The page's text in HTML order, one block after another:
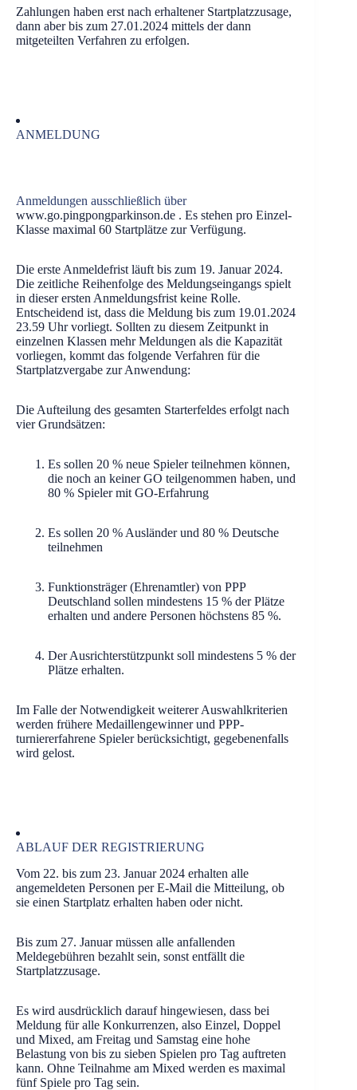
Zahlungen haben erst nach erhaltener Startplatzzusage,
dann aber bis zum 27.01.2024 mittels der dann
mitgeteilten Verfahren zu erfolgen.
ANMELDUNG
Anmeldungen ausschließlich über
www.go.pingpongparkinson.de . Es stehen pro Einzel-
Klasse maximal 60 Startplätze zur Verfügung.
Die erste Anmeldefrist läuft bis zum 19. Januar 2024.
Die zeitliche Reihenfolge des Meldungseingangs spielt
in dieser ersten Anmeldungsfrist keine Rolle.
Entscheidend ist, dass die Meldung bis zum 19.01.2024
23.59 Uhr vorliegt. Sollten zu diesem Zeitpunkt in
einzelnen Klassen mehr Meldungen als die Kapazität
vorliegen, kommt das folgende Verfahren für die
Startplatzvergabe zur Anwendung:
Die Aufteilung des gesamten Starterfeldes erfolgt nach
vier Grundsätzen:
Es sollen 20 % neue Spieler teilnehmen können,
die noch an keiner GO teilgenommen haben, und
80 % Spieler mit GO-Erfahrung
Es sollen 20 % Ausländer und 80 % Deutsche
teilnehmen
Funktionsträger (Ehrenamtler) von PPP
Deutschland sollen mindestens 15 % der Plätze
erhalten und andere Personen höchstens 85 %.
Der Ausrichterstützpunkt soll mindestens 5 % der
Plätze erhalten.
Im Falle der Notwendigkeit weiterer Auswahlkriterien
werden frühere Medaillengewinner und PPP-
turniererfahrene Spieler berücksichtigt, gegebenenfalls
wird gelost.
ABLAUF DER REGISTRIERUNG
Vom 22. bis zum 23. Januar 2024 erhalten alle
angemeldeten Personen per E-Mail die Mitteilung, ob
sie einen Startplatz erhalten haben oder nicht.
Bis zum 27. Januar müssen alle anfallenden
Meldegebühren bezahlt sein, sonst entfällt die
Startplatzzusage.
Es wird ausdrücklich darauf hingewiesen, dass bei
Meldung für alle Konkurrenzen, also Einzel, Doppel
und Mixed, am Freitag und Samstag eine hohe
Belastung von bis zu sieben Spielen pro Tag auftreten
kann. Ohne Teilnahme am Mixed werden es maximal
fünf Spiele pro Tag sein.